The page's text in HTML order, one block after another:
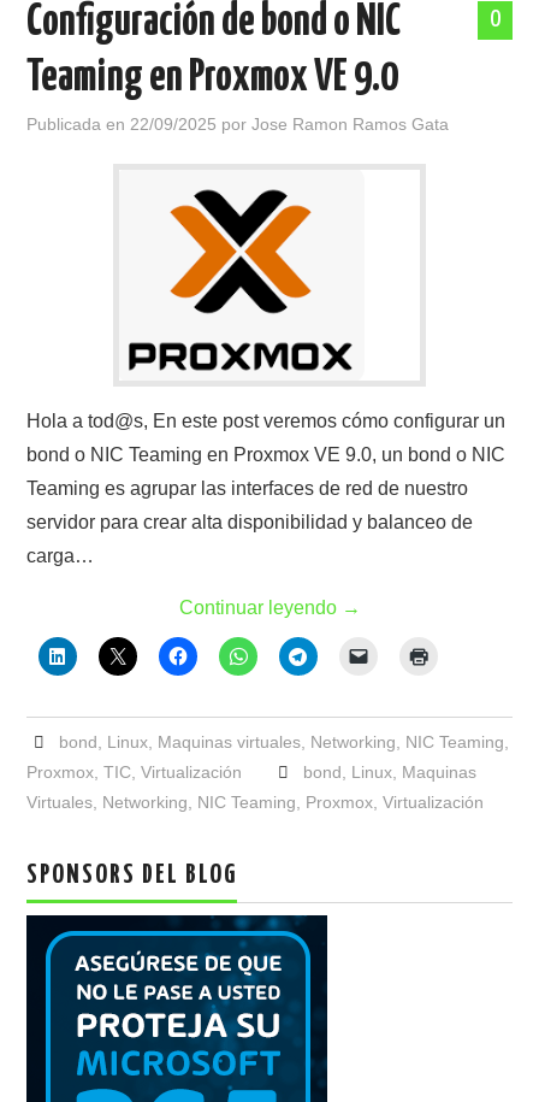
POLÍTICA DE PRIVACIDAD
0
Configuración de bond o NIC
Teaming en Proxmox VE 9.0
Publicada en 22/09/2025 porJose Ramon Ramos Gata
Hola a tod@s, En este post veremos cómo configurar un
bond o NIC Teaming en Proxmox VE 9.0, un bond o NIC
Teaming es agrupar las interfaces de red de nuestro
servidor para crear alta disponibilidad y balanceo de
carga…
Continuar leyendo →
bond Linux, Maquinas virtuales, Networking NIC Teaming
Proxmox ,TIC ,Virtualización bond Linux, Maquinas
Virtuales Networking NIC Teaming Proxmox ,Virtualización
SPONSORS DEL BLOG